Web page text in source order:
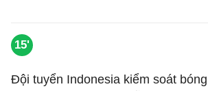
15'
Đội tuyển Indonesia kiểm soát